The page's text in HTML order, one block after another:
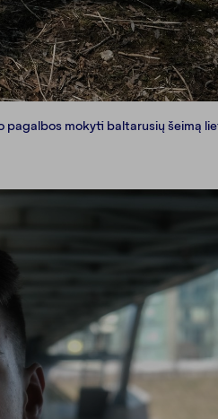
pagalbos mokyti baltarusių šeimą